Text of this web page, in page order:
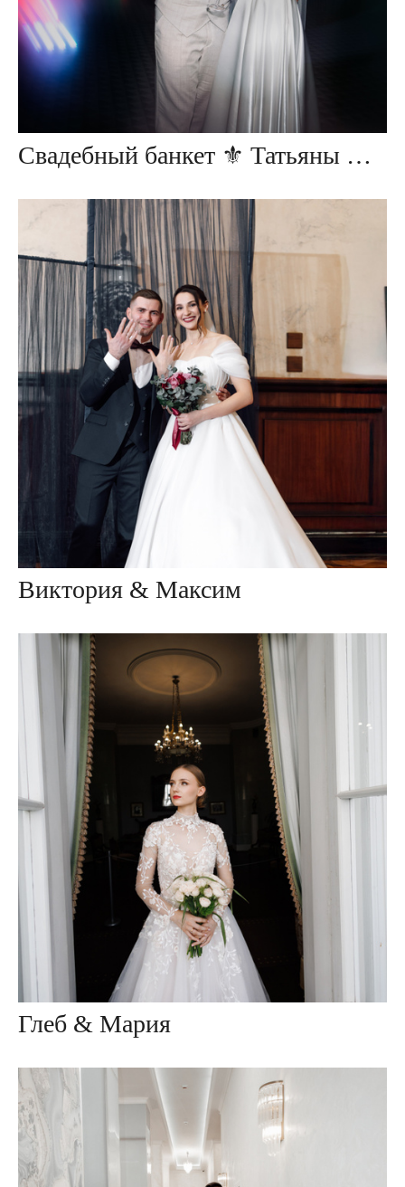
Свадебный банкет ⚜ Татьяны & Алексея ⚜
Виктория & Максим
Глеб & Мария